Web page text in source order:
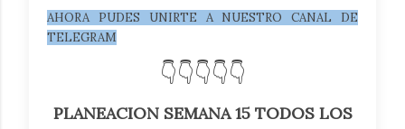
AHORA PUDES UNIRTE A NUESTRO CANAL DE
TELEGRAM
👇👇👇👇👇
PLANEACION SEMANA 15 TODOS LOS